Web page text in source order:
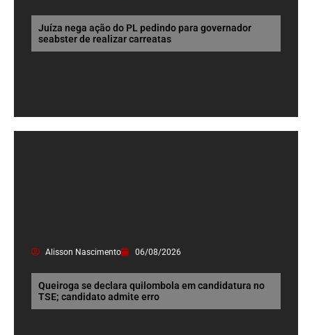
Juíza nega ação do PL pedindo para governador
seabster de realizar carreatas
Alisson Nascimento 06/08/2026
Queiroga se declara quilombola em candidatura no
TSE; candidato admite erro